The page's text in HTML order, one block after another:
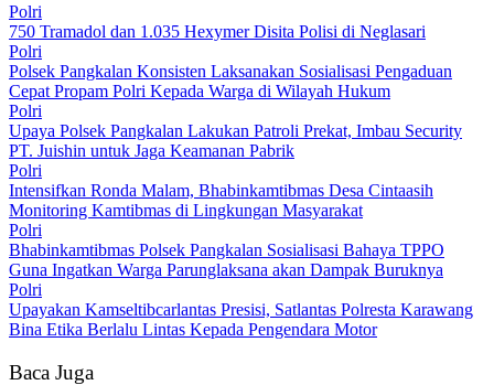
Polri
750 Tramadol dan 1.035 Hexymer Disita Polisi di Neglasari
Polri
Polsek Pangkalan Konsisten Laksanakan Sosialisasi Pengaduan
Cepat Propam Polri Kepada Warga di Wilayah Hukum
Polri
Upaya Polsek Pangkalan Lakukan Patroli Prekat, Imbau Security
PT. Juishin untuk Jaga Keamanan Pabrik
Polri
Intensifkan Ronda Malam, Bhabinkamtibmas Desa Cintaasih
Monitoring Kamtibmas di Lingkungan Masyarakat
Polri
Bhabinkamtibmas Polsek Pangkalan Sosialisasi Bahaya TPPO
Guna Ingatkan Warga Parunglaksana akan Dampak Buruknya
Polri
Upayakan Kamseltibcarlantas Presisi, Satlantas Polresta Karawang
Bina Etika Berlalu Lintas Kepada Pengendara Motor
Baca Juga